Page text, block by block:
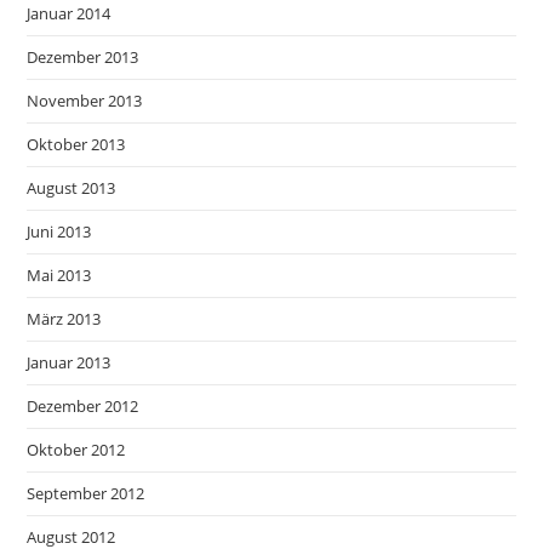
Januar 2014
Dezember 2013
November 2013
Oktober 2013
August 2013
Juni 2013
Mai 2013
März 2013
Januar 2013
Dezember 2012
Oktober 2012
September 2012
August 2012